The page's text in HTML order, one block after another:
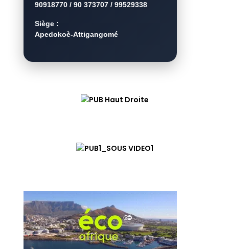
90918770 / 90 373707 / 99529338
Siège :
Apedokoè-Attigangomé